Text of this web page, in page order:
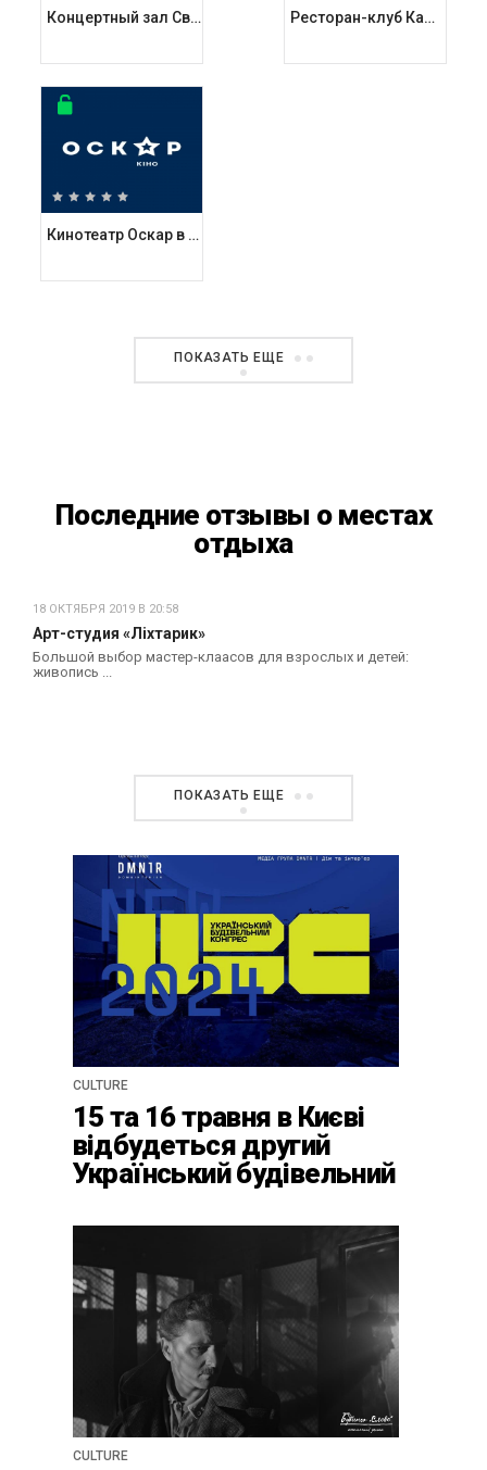
Концертный зал Свитло / Svitlo Concert Ресторан-клуб Кафе Летаж энд Бель этаж / Cafe Letage & Bel etage
Кинотеатр Оскар в ТРЦ Гулливер
ПОКАЗАТЬ ЕЩЕ
Последние отзывы о местах
отдыха
18 ОКТЯБРЯ 2019 В 20:58
Арт-студия «Ліхтарик»
Большой выбор мастер-клаасов для взрослых и детей:
живопись ...
ПОКАЗАТЬ ЕЩЕ
CULTURE
15 та 16 травня в Києві
відбудеться другий
Український будівельний
CULTURE